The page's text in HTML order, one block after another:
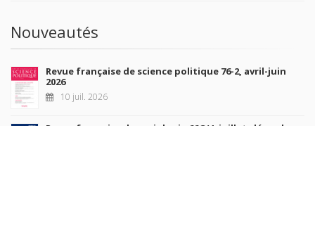
Nouveautés
Revue française de science politique 76-2, avril-juin
2026
10 juil. 2026
Revue française de sociologie 66 3/4, juillet-décembre